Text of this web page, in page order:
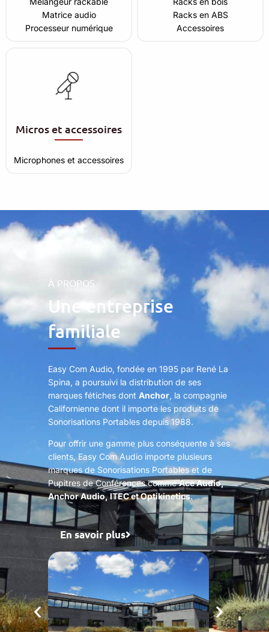
Matrice audio
Processeur numérique
Racks en ABS
Accessoires
Micros et accessoires
Microphones et accessoires
À PROPOS
Une entreprise
familiale
Easy Com Audio, fondée en 1995 par René La
Spina, a poursuivi la distribution de ses
marques fétiches dont Anchor, la compagnie
Californienne dont il importe les produits de
Sonorisations Portables depuis 1988.
Pour offrir une gamme plus conséquente à ses
clients, Easy Com Audio importe plusieurs
marques de Sonorisations Portables et de
Pupitres de Conférences commeAce Audio,
Anchor Audio, ITEC et Optikinetics.
En savoir plus